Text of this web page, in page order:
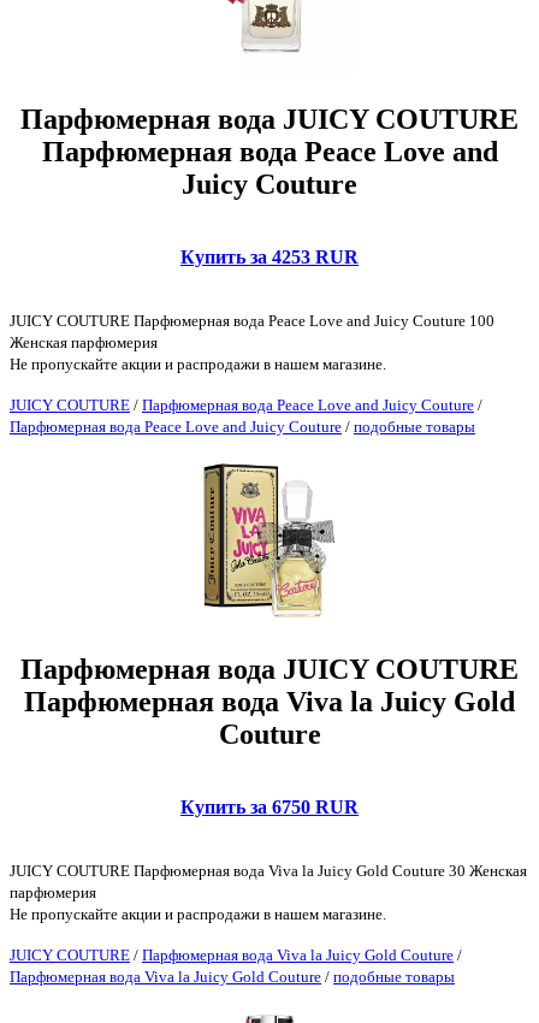
Парфюмерная вода JUICY COUTURE
Парфюмерная вода Peace Love and
Juicy Couture
Купить за 4253 RUR
JUICY COUTURE Парфюмерная вода Peace Love and Juicy Couture 100
Женская парфюмерия
Не пропускайте акции и распродажи в нашем магазине.
JUICY COUTURE / Парфюмерная вода Peace Love and Juicy Couture /
Парфюмерная вода Peace Love and Juicy Couture / подобные товары
Парфюмерная вода JUICY COUTURE
Парфюмерная вода Viva la Juicy Gold
Couture
Купить за 6750 RUR
JUICY COUTURE Парфюмерная вода Viva la Juicy Gold Couture 30 Женская
парфюмерия
Не пропускайте акции и распродажи в нашем магазине.
JUICY COUTURE / Парфюмерная вода Viva la Juicy Gold Couture /
Парфюмерная вода Viva la Juicy Gold Couture / подобные товары